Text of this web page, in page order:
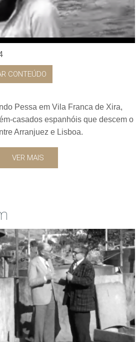
CONTEÚDO
Pessa em Vila Franca de Xira,
casados espanhóis que descem o
Arranjuez e Lisboa.
VER MAIS